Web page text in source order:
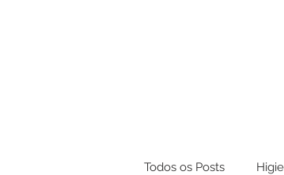
Todos os Posts